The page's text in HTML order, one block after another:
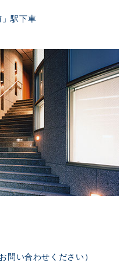
駅下車
問い合わせください）